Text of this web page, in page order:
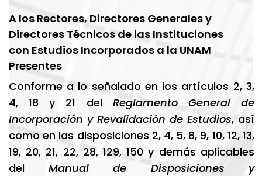
A los Rectores, Directores Generales y
Directores Técnicos de las Instituciones
con Estudios Incorporados a la UNAM
Presentes
Conforme a lo señalado en los artículos 2, 3,
4, 18 y 21 del Reglamento General de
Incorporación y Revalidación de Estudios, así
como en las disposiciones 2, 4, 5, 8, 9, 10, 12, 13,
19, 20, 21, 22, 28, 129, 150 y demás aplicables
delManual de Disposiciones y